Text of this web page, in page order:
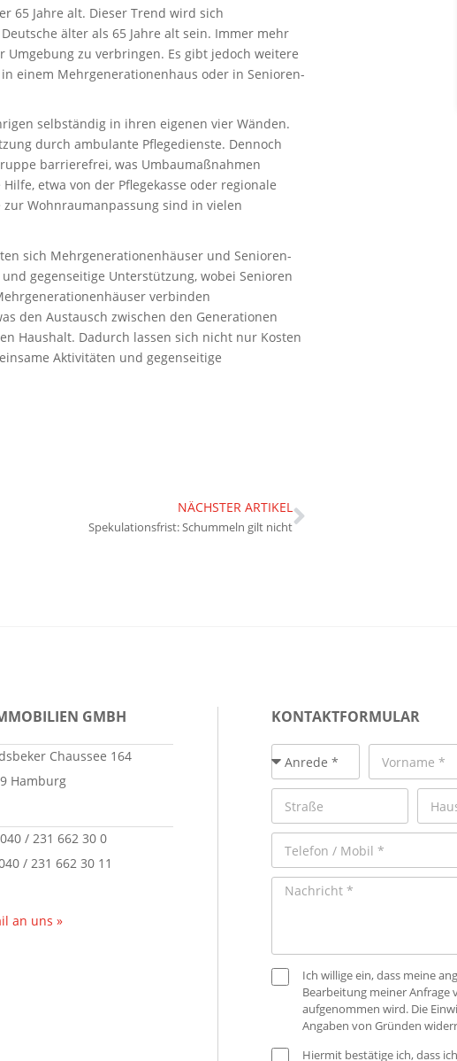
65 Jahre alt. Dieser Trend wird sich
älter als 65 Jahre alt sein. Immer mehr
zu verbringen. Es gibt jedoch weitere
einem Mehrgenerationenhaus oder in Senioren-
selbständig in ihren eigenen vier Wänden.
durch ambulante Pflegedienste. Dennoch
barrierefrei, was Umbaumaßnahmen
etwa von der Pflegekasse oder regionale
Wohnraumanpassung sind in vielen
sich Mehrgenerationenhäuser und Senioren-
gegenseitige Unterstützung, wobei Senioren
verbinden
den Austausch zwischen den Generationen
Haushalt. Dadurch lassen sich nicht nur Kosten
Aktivitäten und gegenseitige
NÄCHSTER ARTIKEL
Spekulationsfrist: Schummeln gilt nicht
GMBH
Chaussee 164
Hamburg
/ 231 662 30 0
/ 231 662 30 11
an uns »
KONTAKTFORMULAR
Ich willige ein, dass meine
Bearbeitung meiner
aufgenommen wird. Die
Angaben von Gründen
Hiermit bestätige ich, dass